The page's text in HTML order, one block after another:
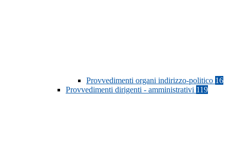
Provvedimenti organi indirizzo-politico 16
Provvedimenti dirigenti - amministrativi 119